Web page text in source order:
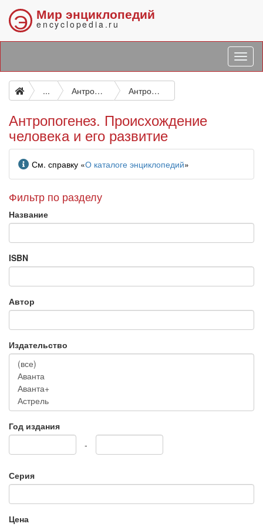
Э Мир энциклопедий
encyclopedia.ru
... Антропология Антропогенез. Происхождение человека и его развитие
Антропогенез. Происхождение
человека и его развитие
Информация
См. справку «О каталоге энциклопедий»
Фильтр по разделу
Название
ISBN
Автор
Издательство
Год издания
-
Серия
Цена